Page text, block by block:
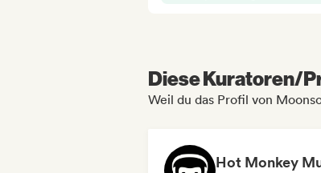
Diese Kuratoren/
Weil du das Profil von
Hot Monkey